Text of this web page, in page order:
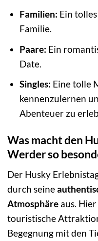
Familien: Ein
Familie.
Paare: Ein
Date.
Singles: Eine tolle
kennenzulernen
Abenteuer zu
Was macht den
Werder so
Der Husky
durch seine
Atmosphäre aus.
touristische
Begegnung mit den